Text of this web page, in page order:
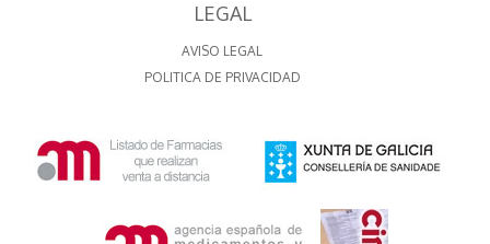
LEGAL
AVISO LEGAL
POLITICA DE PRIVACIDAD